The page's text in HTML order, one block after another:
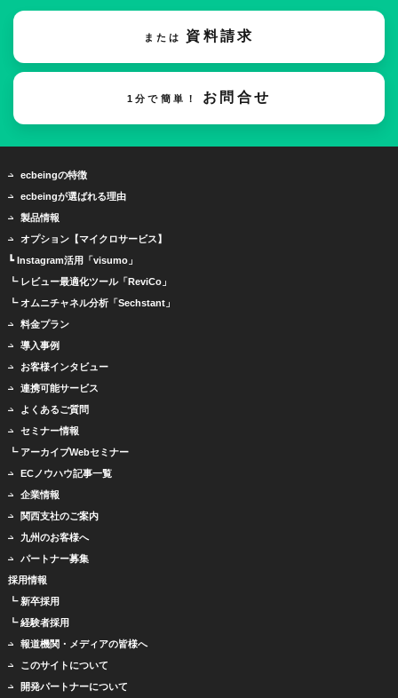
または 資料請求
1分で簡単！ お問合せ
ecbeingの特徴
ecbeingが選ばれる理由
製品情報
オプション【マイクロサービス】
┗ Instagram活用「visumo」
┗ レビュー最適化ツール「ReviCo」
┗ オムニチャネル分析「Sechstant」
料金プラン
導入事例
お客様インタビュー
連携可能サービス
よくあるご質問
セミナー情報
┗ アーカイブWebセミナー
ECノウハウ記事一覧
企業情報
関西支社のご案内
九州のお客様へ
パートナー募集
採用情報
┗ 新卒採用
┗ 経験者採用
報道機関・メディアの皆様へ
このサイトについて
開発パートナーについて